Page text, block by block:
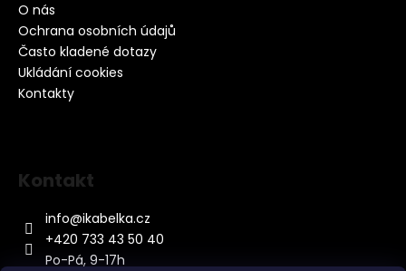
O nás
Ochrana osobních údajů
Často kladené dotazy
Ukládání cookies
Kontakty
Kontakt
info@ikabelka.cz
+420 733 43 50 40
Po-Pá, 9-17h